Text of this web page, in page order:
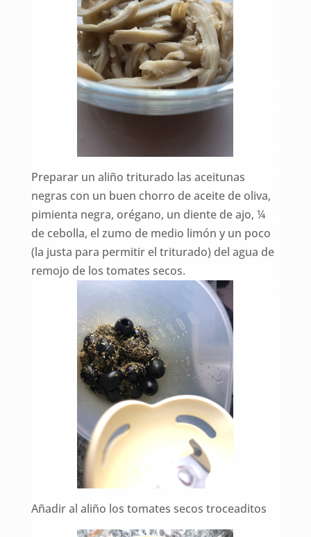
Preparar un aliño triturado las aceitunas
negras con un buen chorro de aceite de oliva,
pimienta negra, orégano, un diente de ajo, ¼
de cebolla, el zumo de medio limón y un poco
(la justa para permitir el triturado) del agua de
remojo de los tomates secos.
Añadir al aliño los tomates secos troceaditos